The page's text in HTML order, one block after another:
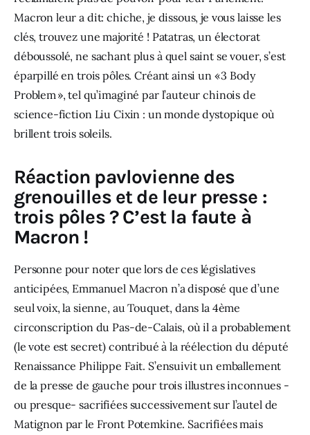
Macron leur a dit: chiche, je dissous, je vous laisse les
clés, trouvez une majorité ! Patatras, un électorat
déboussolé, ne sachant plus à quel saint se vouer, s’est
éparpillé en trois pôles. Créant ainsi un « 3 Body
Problem », tel qu’imaginé par l’auteur chinois de
science-fiction Liu Cixin : un monde dystopique où
brillent trois soleils.
Réaction pavlovienne des
grenouilles et de leur presse :
trois pôles ? C’est la faute à
Macron !
Personne pour noter que lors de ces législatives
anticipées, Emmanuel Macron n’a disposé que d’une
seul voix, la sienne, au Touquet, dans la 4ème
circonscription du Pas-de-Calais, où il a probablement
(le vote est secret) contribué à la réélection du député
Renaissance Philippe Fait. S’ensuivit un emballement
de la presse de gauche pour trois illustres inconnues -
ou presque- sacrifiées successivement sur l’autel de
Matignon par le Front Potemkine. Sacrifiées mais